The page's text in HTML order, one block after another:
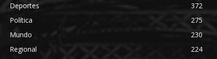
Deportes
372
Política
275
Mundo
230
Regional
224